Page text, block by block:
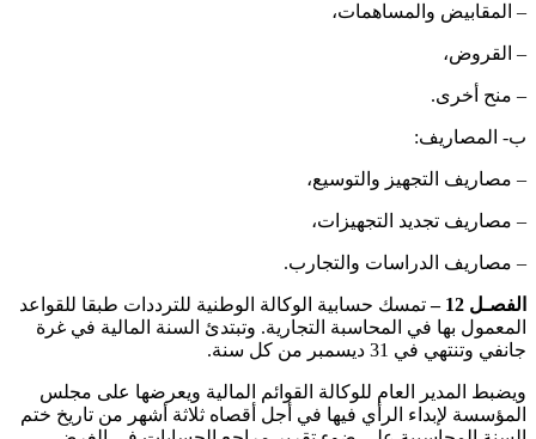
– المقابيض والمساهمات،
– القروض،
– منح أخرى.
‌ب- المصاريف:
– مصاريف التجهيز والتوسيع،
– مصاريف تجديد التجهيزات،
– مصاريف الدراسات والتجارب.
الفصـل 12 –
تمسك حسابية الوكالة الوطنية للترددات طبقا للقواعد
المعمول بها في المحاسبة التجارية. وتبتدئ السنة المالية في غرة
جانفي وتنتهي في 31 ديسمبر من كل سنة.
ويضبط المدير العام للوكالة القوائم المالية ويعرضها على مجلس
المؤسسة لإبداء الرأي فيها في أجل أقصاه ثلاثة أشهر من تاريخ ختم